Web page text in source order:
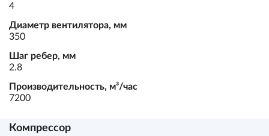
4
Диаметр вентилятора, мм
350
Шаг ребер, мм
2.8
Производительность, м³/час
7200
Компрессор